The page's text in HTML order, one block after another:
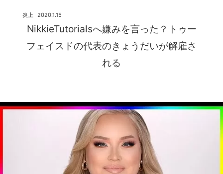
NikkieTutorialsへ嫌みを言った？トゥー
フェイスドの代表のきょうだいが解雇さ
れる
2020.1.15
炎上